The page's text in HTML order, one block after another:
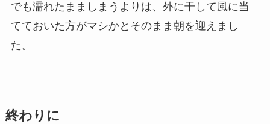
でも濡れたまましまうよりは、外に干して風に当
てておいた方がマシかとそのまま朝を迎えまし
た。
終わりに